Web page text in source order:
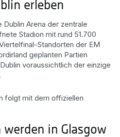
erleben
Arena der zentrale
Stadion mit rund 51.700
Standorten der EM
geplanten Partien
voraussichtlich der einzige
folgt mit dem offiziellen
werden in Glasgow